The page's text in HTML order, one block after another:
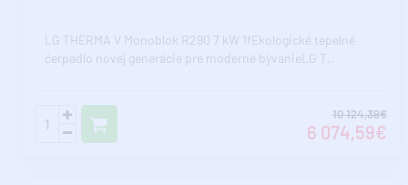
LG THERMA V Monoblok R290 7 kW 1fEkologické tepelné
čerpadlo novej generácie pre moderné bývanieLG T..
10 124,39€
6 074,59€